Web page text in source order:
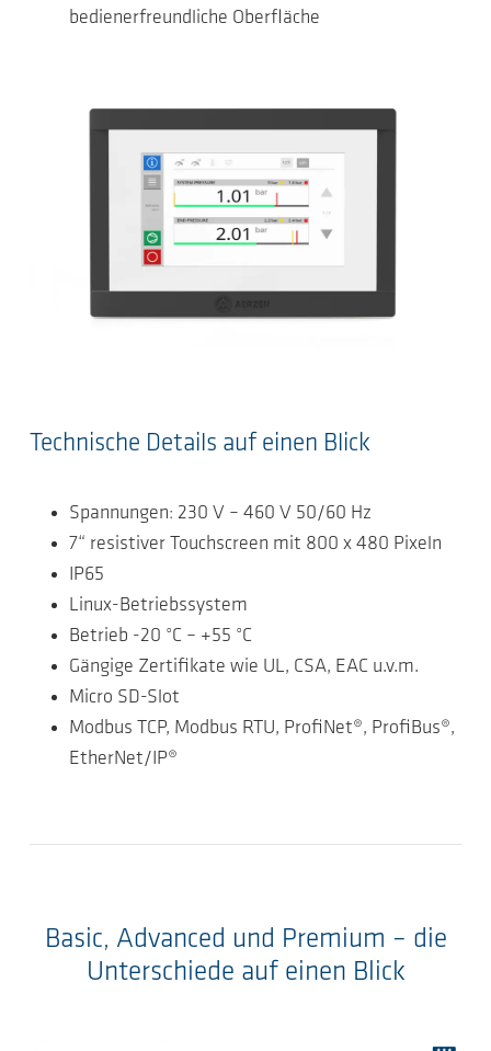
bedienerfreundliche Oberfläche
Technische Details auf einen Blick
Spannungen: 230 V – 460 V 50/60 Hz
7“ resistiver Touchscreen mit 800 x 480 Pixeln
IP65
Linux-Betriebssystem
Betrieb -20 °C – +55 °C
Gängige Zertifikate wie UL, CSA, EAC u.v.m.
Micro SD-Slot
Modbus TCP, Modbus RTU, ProfiNet®, ProfiBus®,
EtherNet/IP®
Basic, Advanced und Premium – die
Unterschiede auf einen Blick